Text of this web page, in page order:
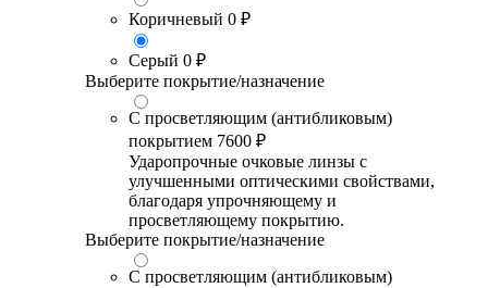
Коричневый 0 ₽
Серый 0 ₽
Выберите покрытие/назначение
С просветляющим (антибликовым)
покрытием 7600 ₽
Ударопрочные очковые линзы с
улучшенными оптическими свойствами,
благодаря упрочняющему и
просветляющему покрытию.
Выберите покрытие/назначение
С просветляющим (антибликовым)